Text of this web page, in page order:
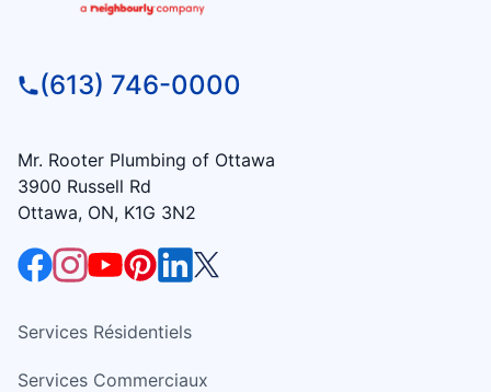
(613) 746-0000
Mr. Rooter Plumbing of Ottawa
3900 Russell Rd
Ottawa, ON, K1G 3N2
Services Résidentiels
Services Commerciaux